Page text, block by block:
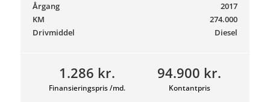
1.286 kr.
Finansieringspris /md.
94.900 kr.
Kontantpris
2017
Årgang
274.000
KM
Diesel
Drivmiddel